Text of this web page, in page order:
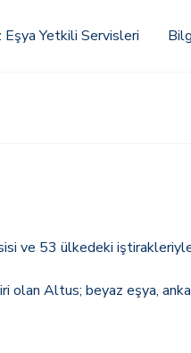
Eşya Yetkili Servisleri
ve 53 ülkedeki
olan Altus; beyaz eşya,